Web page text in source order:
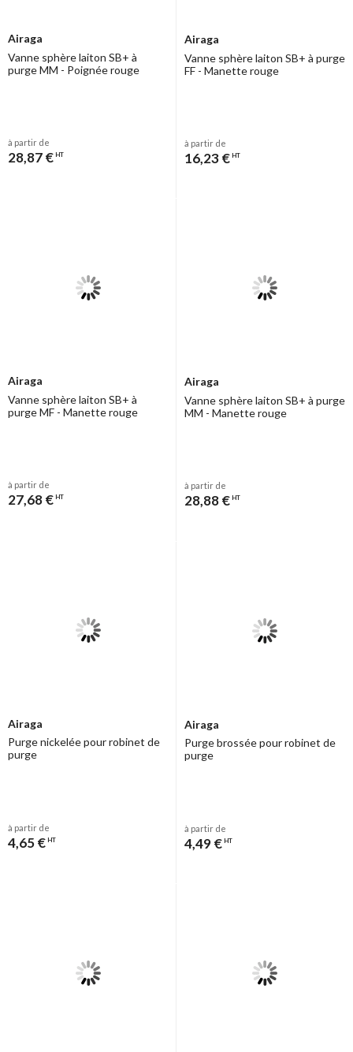
Airaga
Vanne sphère laiton SB+ à
purge MM - Poignée rouge
à partir de
28,87 € HT
Airaga
Vanne sphère laiton SB+ à purge
FF - Manette rouge
à partir de
16,23 € HT
Airaga
Vanne sphère laiton SB+ à
purge MF - Manette rouge
à partir de
27,68 € HT
Airaga
Vanne sphère laiton SB+ à purge
MM - Manette rouge
à partir de
28,88 € HT
Airaga
Purge nickelée pour robinet de
purge
à partir de
4,65 € HT
Airaga
Purge brossée pour robinet de
purge
à partir de
4,49 € HT